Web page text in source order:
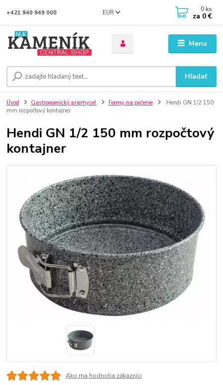
Menu
EUR
Hľadať
+421 940 949 000 0 ks
za 0 €
Úvod Gastronomický priemysel Formy na pečenie
Hendi GN 1/2 150
mm rozpočtový kontajner
Hendi GN 1/2 150 mm rozpočtový
kontajner
Ako ma hodnotia zákazníci